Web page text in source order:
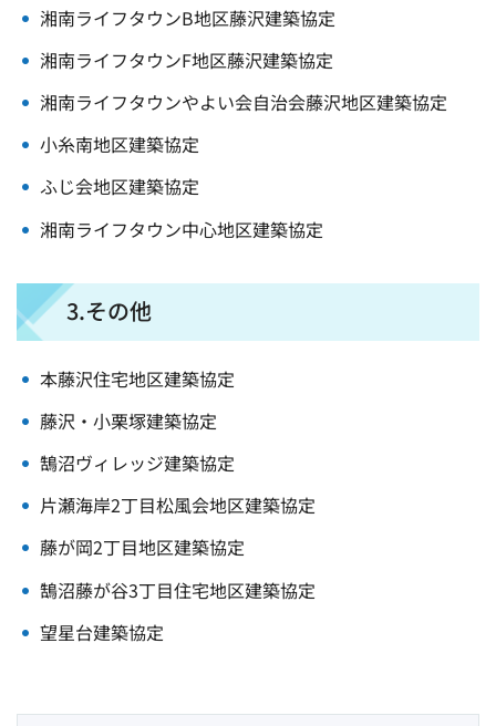
湘南ライフタウンB地区藤沢建築協定
湘南ライフタウンF地区藤沢建築協定
湘南ライフタウンやよい会自治会藤沢地区建築協定
小糸南地区建築協定
ふじ会地区建築協定
湘南ライフタウン中心地区建築協定
3.その他
本藤沢住宅地区建築協定
藤沢・小栗塚建築協定
鵠沼ヴィレッジ建築協定
片瀬海岸2丁目松風会地区建築協定
藤が岡2丁目地区建築協定
鵠沼藤が谷3丁目住宅地区建築協定
望星台建築協定